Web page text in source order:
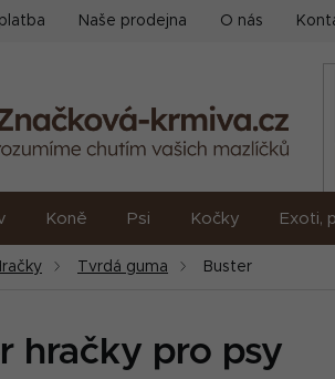
Naše prodejna O nás
Koně Psi Kočky Exoti,
Tvrdá guma Buster
hračky pro psy